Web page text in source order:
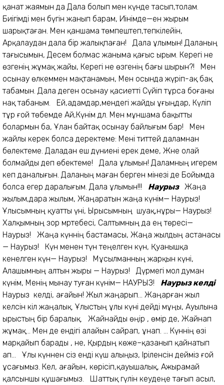
қанат жаямын да Дала болып мен күнде тасып,толам.
Биігімді мен бүгін жанып барам, Иінімде—ен жырым
шарықтаған. Мен қаншама төмпештеп,тепкілейін,
Арқалаудан дала бір жалықпаған! Дала ұлымын! Даланың
тағысымын, Десем болмас жаныма қағыс ырым. Керегі не
өзгенің жұмақ жайы, Керегі не өзгенің бағы шырын?! Мен
осынау өлкеммен мақтанамын, Мен осында жүріп-ақ бақ
табамын. Дала деген осынау қасиетті Сүйіп тұрса боғаны
нақ табаным. Ей,адамдар,мендегі жайды ұғыңдар, Күліп
тұр ғой төбемде Ай,Күнім дәл. Мен мұншама бақытты
болармын ба, Ұлан байтақ осынау байлығым бар! Мен
жайлы керек болса деректеме: Мені титтей даламнан
бөлектеме. Даладан еш дүниені ерек деме, Және олай
болмайды деп өбектеме! Дала ұлымын! Даламның игерем
кеп даналығын. Даланың маған берген мінезі де Бойымда
болса егер даралығым. Дала ұлымын!!! Наурыз Жаңа
жылым,дара жылым, Жаңаратын жаңа күнім— Наурыз!
Ұлысымның қуатты үні, Ырысымның шуақ,нұры— Наурыз!
Халқымның зор мәртебесі, Салтымның да ең төресі—
Наурыз! Жаңа күннің бастамасы, Жаңа жылдың астанасы
— Наурыз! Күн менен түн теңелген күн, Қуанышқа
кенелген күн— Наурыз! Мұсылманның жарқын күні,
Алашымның алтын жыры — Наурыз! Дүрмегі мол думан
күнім, Менің мынау туған күнім— НАУРЫЗ! Наурыз келді
Наурыз келді, ағайын! Жыл жаңарып... Жаңарған жыл
әкелсін кіл жаңалық. Ұлыстың ұлы күні дейді мұңы, Ауылына
ырыстың бір баралық. Жайнайды өңір , өмір де, Жайнап
жұмақ... Мен де ендігі алайын сайрап, ұнап. ... Күннің өзі
марқайып барады , әне, Қырдың көже–қазанып қайнатып
ап... Ұлы күннен сіз енді күш алыңыз, Іріленсін дейміз ғой
ұсағымыз. Кел, ағайын, көрісіп,қауышалық, Ажырамай
қалсыншы құшағымыз. Шаттық гүлін кеудеңе тағып асыл,